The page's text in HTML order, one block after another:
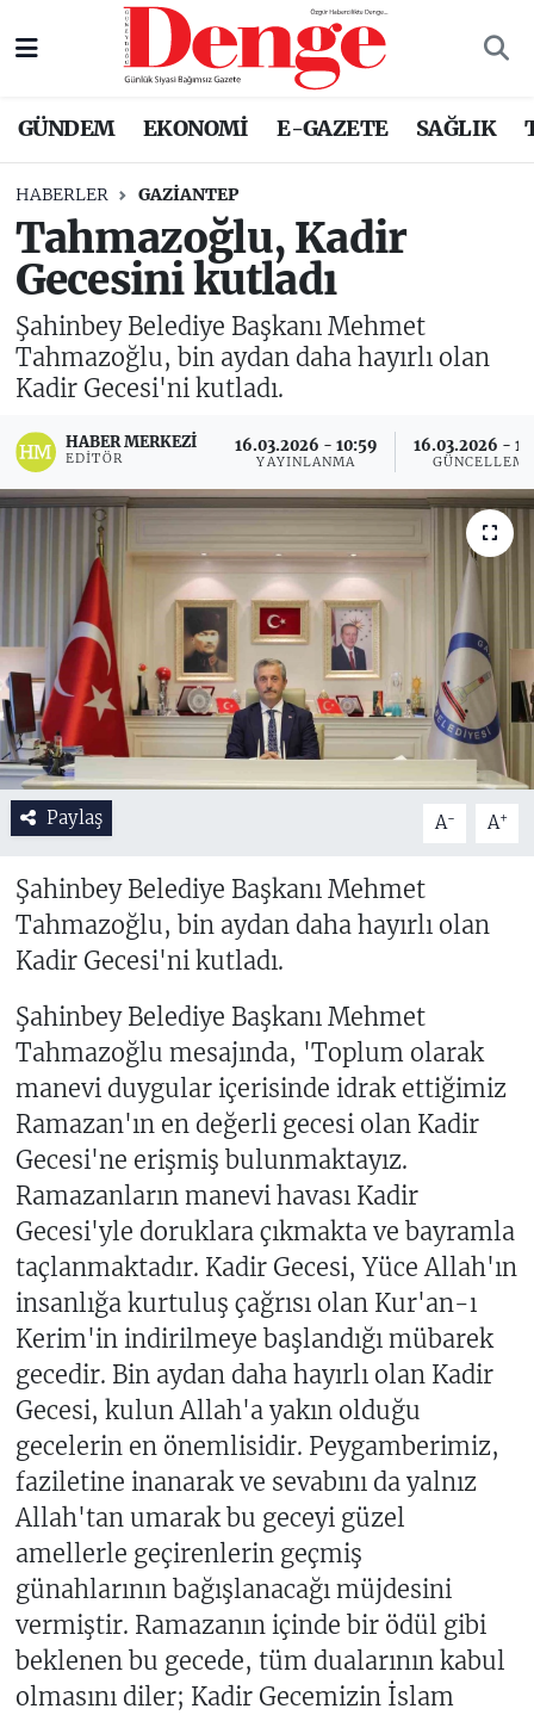
GÜNDEM EKONOMİ E-GAZETE SAĞLIK
HABERLER GAZIANTEP
Tahmazoğlu, Kadir
Gecesini kutladı
Şahinbey Belediye Başkanı Mehmet
Tahmazoğlu, bin aydan daha hayırlı olan
Kadir Gecesi'ni kutladı.
HABER MERKEZI
EDITÖR
16.03.2026 - 10:59
YAYINLANMA
16.03.2026 -
Paylaş A- A+
Şahinbey Belediye Başkanı Mehmet
Tahmazoğlu, bin aydan daha hayırlı olan
Kadir Gecesi'ni kutladı.
Şahinbey Belediye Başkanı Mehmet
Tahmazoğlu mesajında, 'Toplum olarak
manevi duygular içerisinde idrak ettiğimiz
Ramazan'ın en değerli gecesi olan Kadir
Gecesi'ne erişmiş bulunmaktayız.
Ramazanların manevi havası Kadir
Gecesi'yle doruklara çıkmakta ve bayramla
taçlanmaktadır. Kadir Gecesi, Yüce Allah'ın
insanlığa kurtuluş çağrısı olan Kur'an-ı
Kerim'in indirilmeye başlandığı mübarek
gecedir. Bin aydan daha hayırlı olan Kadir
Gecesi, kulun Allah'a yakın olduğu
gecelerin en önemlisidir. Peygamberimiz,
faziletine inanarak ve sevabını da yalnız
Allah'tan umarak bu geceyi güzel
amellerle geçirenlerin geçmiş
günahlarının bağışlanacağı müjdesini
vermiştir. Ramazanın içinde bir ödül gibi
beklenen bu gecede, tüm dualarının kabul
olmasını diler; Kadir Gecemizin İslam
Nöbetçi Eczaneler
Trafik Durumu
Süper Lig Puan Durumu ve Fikstür
Tüm Manşetler
Son Dakika Haberleri
Haber Arşivi